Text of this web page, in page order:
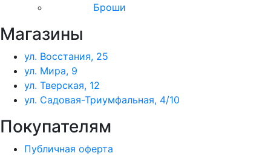
Броши
Магазины
ул. Восстания, 25
ул. Мира, 9
ул. Тверская, 12
ул. Садовая-Триумфальная, 4/10
Покупателям
Публичная оферта